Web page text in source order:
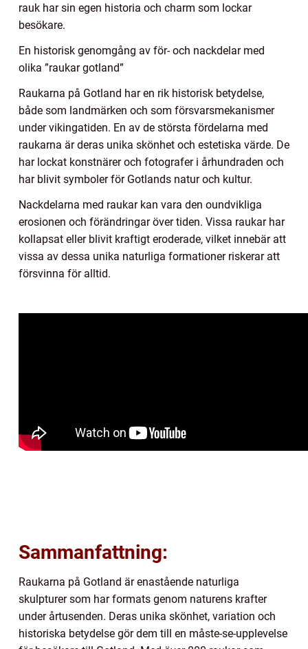
rauk har sin egen historia och charm som lockar
besökare.
En historisk genomgång av för- och nackdelar med
olika ”raukar gotland”
Raukarna på Gotland har en rik historisk betydelse,
både som landmärken och som försvarsmekanismer
under vikingatiden. En av de största fördelarna med
raukarna är deras unika skönhet och estetiska värde. De
har lockat konstnärer och fotografer i århundraden och
har blivit symboler för Gotlands natur och kultur.
Nackdelarna med raukar kan vara den oundvikliga
erosionen och förändringar över tiden. Vissa raukar har
kollapsat eller blivit kraftigt eroderade, vilket innebär att
vissa av dessa unika naturliga formationer riskerar att
försvinna för alltid.
Sammanfattning:
Raukarna på Gotland är enastående naturliga
skulpturer som har formats genom naturens krafter
under årtusenden. Deras unika skönhet, variation och
historiska betydelse gör dem till en måste-se-upplevelse